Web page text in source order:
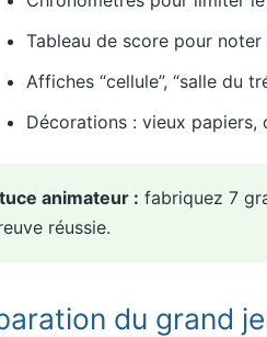
Tableau de score pour
Affiches “cellule”, “salle du
Décorations : vieux papiers,
animateur : fabriquez 7
réussie.
du grand